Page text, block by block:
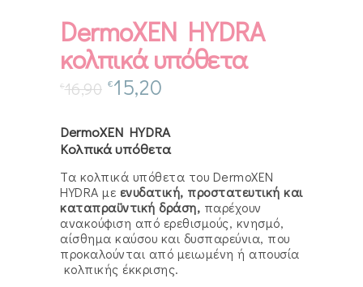
DermoXEN HYDRA
κολπικά υπόθετα
€16,90 €15,20
DermoXEN HYDRA
Κολπικά υπόθετα
Τα κολπικά υπόθετα του DermoXEN
HYDRA με ενυδατική, προστατευτική και
καταπραϋντική δράση, παρέχουν
ανακούφιση από ερεθισμούς, κνησμό,
αίσθημα καύσου και δυσπαρεύνια, που
προκαλούνται από μειωμένη ή απουσία
κολπικής έκκρισης.